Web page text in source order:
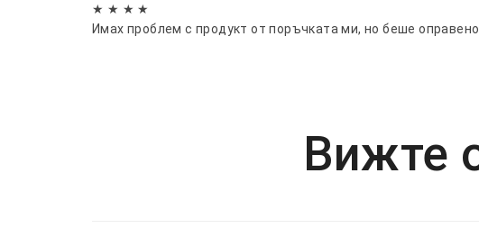
★ ★ ★ ★
Имах проблем с продукт от поръчката ми, но беше
Вижте